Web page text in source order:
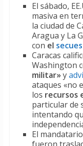
El sábado,
masiva en
la ciudad de
Aragua y La
con el
Caracas
Washington
militar»y
ataques «no
los recursos
particular de
intentando
El